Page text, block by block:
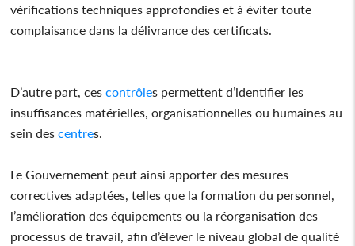
vérifications techniques approfondies et à éviter toute
complaisance dans la délivrance des certificats.
D’autre part, cescontrôles permettent d’identifier les
insuffisances matérielles, organisationnelles ou humaines au
sein descentres.
Le Gouvernement peut ainsi apporter des mesures
correctives adaptées, telles que la formation du personnel,
l’amélioration des équipements ou la réorganisation des
processus de travail, afin d’élever le niveau global de qualité